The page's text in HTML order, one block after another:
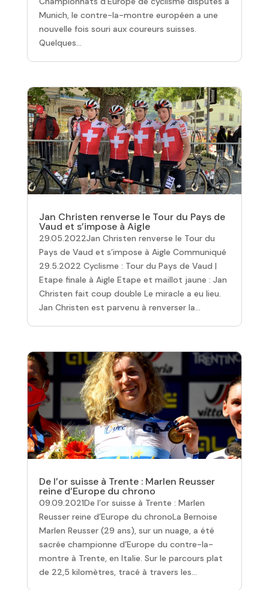
Munich, le contre-la-montre européen a une
nouvelle fois souri aux coureurs suisses.
Quelques...
Jan Christen renverse le Tour du Pays de
Vaud et s’impose à Aigle
29.05.2022Jan Christen renverse le Tour du
Pays de Vaud et s’impose à Aigle Communiqué
29.5.2022 Cyclisme : Tour du Pays de Vaud |
Etape finale à Aigle Etape et maillot jaune : Jan
Christen fait coup double Le miracle a eu lieu.
Jan Christen est parvenu à renverser la...
De l’or suisse à Trente : Marlen Reusser
reine d’Europe du chrono
09.09.2021De l’or suisse à Trente : Marlen
Reusser reine d’Europe du chronoLa Bernoise
Marlen Reusser (29 ans), sur un nuage, a été
sacrée championne d’Europe du contre-la-
montre à Trente, en Italie. Sur le parcours plat
de 22,5 kilomètres, tracé à travers les...